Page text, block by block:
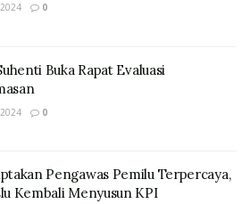
0
Buka Rapat Evaluasi
0
Pengawas Pemilu Terpercaya,
Kembali Menyusun KPI